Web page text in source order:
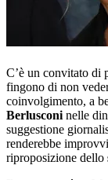
C’è un convitato di
fingono di non
coinvolgimento, a
Berlusconi nelle
suggestione
renderebbe
riproposizione dello